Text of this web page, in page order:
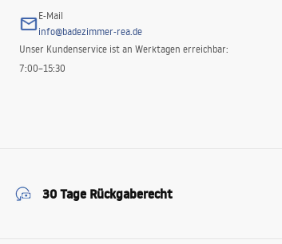
E-Mail
info@badezimmer-rea.de
Unser Kundenservice ist an Werktagen erreichbar:
7:00–15:30
30 Tage Rückgaberecht